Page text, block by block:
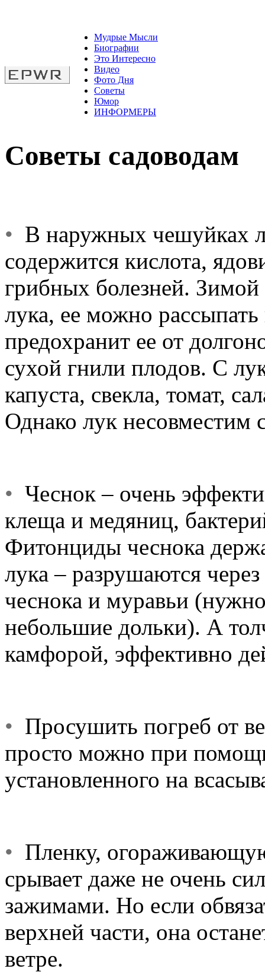
Мудрые Мысли
Биографии
Это Интересно
Видео
Фото Дня
Советы
Юмор
ИНФОРМЕРЫ
Советы садоводам
• В наружных чешуйках
содержится кислота,
грибных болезней.
лука, ее можно
предохранит ее от
сухой гнили плодов. С
капуста, свекла, томат,
Однако лук несовместим
• Чеснок – очень
клеща и медяниц,
Фитонциды чеснока
лука – разрушаются
чеснока и муравьи
небольшие дольки). А
камфорой, эффективно
• Просушить погреб от
просто можно при
установленного на
• Пленку,
срывает даже не очень
зажимами. Но если
верхней части, она
ветре.